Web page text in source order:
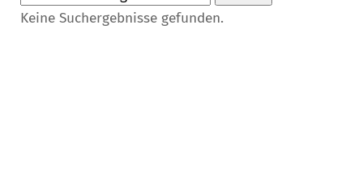
Keine Suchergebnisse gefunden.